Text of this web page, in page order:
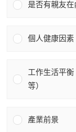
是否有親友在
個人健康因素
工作生活平
等）
產業前景